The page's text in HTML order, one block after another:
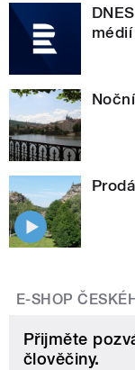
médií
E-SHOP
Přijměte
člověčiny.